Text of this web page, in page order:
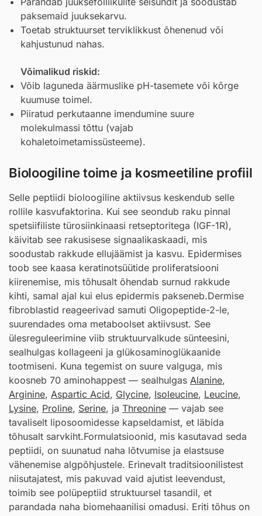
paksemaid juuksekarvu.
Toetab struktuurset terviklikkust õhenenud või
kahjustunud nahas.
Võimalikud riskid:
Võib laguneda äärmuslike pH-tasemete või kõrge
kuumuse toimel.
Piiratud perkutaanne imendumine suure
molekulmassi tõttu (vajab
kohaletoimetamissüsteeme).
Bioloogiline toime ja kosmeetiline profiil
Selle peptiidi bioloogiline aktiivsus keskendub selle
rollile kasvufaktorina. Kui see seondub raku pinnal
spetsiifiliste türosiinkinaasi retseptoritega (IGF-1R),
käivitab see rakusisese signaalikaskaadi, mis
soodustab rakkude ellujäämist ja kasvu. Epidermises
toob see kaasa keratinotsüütide proliferatsiooni
kiirenemise, mis tõhusalt õhendab surnud rakkude
kihti, samal ajal kui elus epidermis pakseneb.Dermise
fibroblastid reageerivad samuti Oligopeptide-2-le,
suurendades oma metaboolset aktiivsust. See
ülesreguleerimine viib struktuurvalkude sünteesini,
sealhulgas kollageeni ja glükosaminoglükaanide
tootmiseni. Kuna tegemist on suure valguga, mis
koosneb 70 aminohappest — sealhulgas Alanine,
Arginine, Aspartic Acid, Glycine, Isoleucine, Leucine,
Lysine, Proline, Serine, ja Threonine — vajab see
tavaliselt liposoomidesse kapseldamist, et läbida
tõhusalt sarvkiht.Formulatsioonid, mis kasutavad seda
peptiidi, on suunatud naha lõtvumise ja elastsuse
vähenemise algpõhjustele. Erinevalt traditsioonilistest
niisutajatest, mis pakuvad vaid ajutist leevendust,
toimib see polüpeptiid struktuursel tasandil, et
parandada naha biomehaanilisi omadusi. Eriti tõhus on